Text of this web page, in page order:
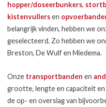
hopper/doseerbunkers,
kistenvullersen
belangrijk vinden, hebben we
geselecteerd. Zo hebben we
Breston, De Wulf en Miedema.
Onze transportbanden en
grootte, lengte en capaciteit
de op- en overslag van